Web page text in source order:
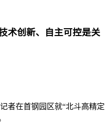
创新、自主可控是关
在首钢园区就“北斗高精定